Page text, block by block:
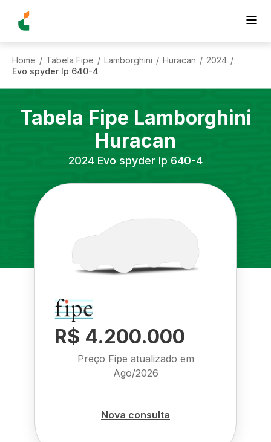
Home / Tabela Fipe / Lamborghini / Huracan / 2024 /
Evo spyder lp 640-4
Tabela Fipe Lamborghini
Huracan
2024 Evo spyder lp 640-4
R$ 4.200.000
Preço Fipe atualizado em
Ago/2026
Nova consulta